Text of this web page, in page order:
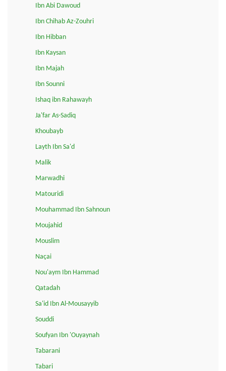
Ibn Abi Dawoud
Ibn Chihab Az-Zouhri
Ibn Hibban
Ibn Kaysan
Ibn Majah
Ibn Sounni
Ishaq ibn Rahawayh
Ja'far As-Sadiq
Khoubayb
Layth Ibn Sa'd
Malik
Marwadhi
Matouridi
Mouhammad Ibn Sahnoun
Moujahid
Mouslim
Naçai
Nou'aym Ibn Hammad
Qatadah
Sa'id Ibn Al-Mousayyib
Souddi
Soufyan Ibn 'Ouyaynah
Tabarani
Tabari